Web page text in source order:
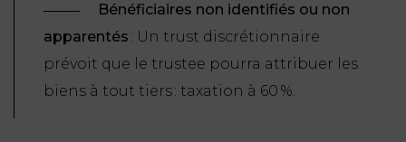
Bénéficiaires non identifiés ou non
apparentés : Un trust discrétionnaire
prévoit que le trustee pourra attribuer les
biens à tout tiers : taxation à 60 %.